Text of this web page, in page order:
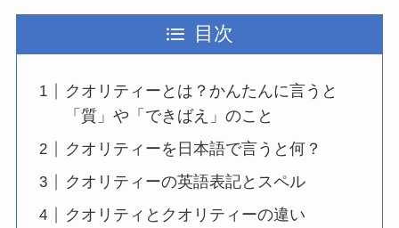
目次
クオリティーとは？かんたんに言うと
「質」や「できばえ」のこと
クオリティーを日本語で言うと何？
クオリティーの英語表記とスペル
クオリティとクオリティーの違い